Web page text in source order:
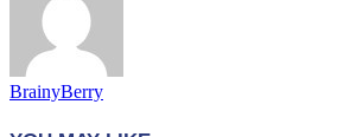
BrainyBerry